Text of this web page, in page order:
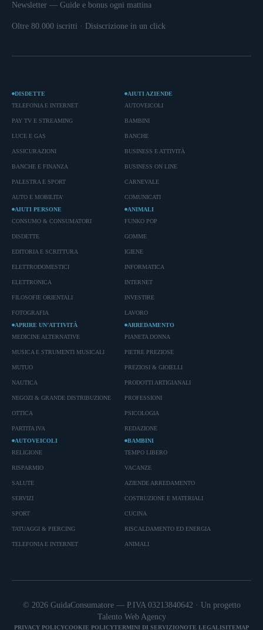
Newsletter — Guide e bonus ogni mattina
Oltre 80.000 iscritti · Disiscrizione in un click
DISDETTE
TELEFONIA E INTERNET
PAY TV E STREAMING
LUCE E GAS
ASSICURAZIONI
BANCHE E FINANZA
PALESTRA E SPORT
AUTO E MOBILITA'
AIUTI AZIENDE
AUTOVEICOLI
BAMBINI
BANCHE
BUSINESS E ATTIVITÀ
BUSINESS ON LINE
CARNEVALE
COMUNICATI
AIUTI PERSONE
CONSUMO & CONSUMATORI
DISDETTE
EDITORIA E SCRITTURA
ELETTRODOMESTICI
ELETTRONICA
FILOSOFIE ORIENTALI
FOTOGRAFIA
ANIMALI
FUNKO POP
GOMME
IGIENE
INFORMATICA
INTERNET
INVESTIRE
LAVORO
APRIRE UN’ATTIVITÀ
MEDICINE ALTERNATIVE
MUSICA E STRUMENTI MUSICALI
MUTUO
NAUTICA
NEGOZI & GRANDE DISTRIBUZIONE
OTTICA
PARTITA IVA
ARREDAMENTO
PIANETA DONNA
PIETRE PREZIOSE
PREZIOSI & GIOIELLI
PRODOTTI ARTIGIANALI
PROFESSIONI
PSICOLOGIA
REDAZIONE
AUTOVEICOLI
RELIGIONE
RISPARMIO
SALUTE
SERVIZI
SPORT
TATUAGGI & PIERCING
TELEFONIA E INTERNET
BAMBINI
TEMPO LIBERO
VACANZE
AZIENDE ARREDAMENTO
COSTRUZIONE E MATERIALI
CUCINA
RISCALDAMENTO ED ENERGIA
ANIMALI
© 2026 GuidaConsumatore — P.IVA 03213840642 · Un progetto
Talento Web Agency
PRIVACY POLICYCOOKIE POLICYTERMINI DI SERVIZIONOTE LEGALISITEMAP